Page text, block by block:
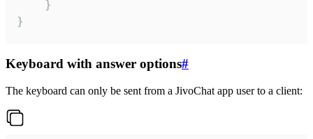
}
Keyboard with answer options#
The keyboard can only be sent from a JivoChat app user to a client: